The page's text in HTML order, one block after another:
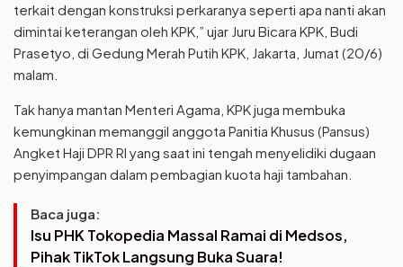
terkait dengan konstruksi perkaranya seperti apa nanti akan
dimintai keterangan oleh KPK,” ujar Juru Bicara KPK, Budi
Prasetyo, di Gedung Merah Putih KPK, Jakarta, Jumat (20/6)
malam.
Tak hanya mantan Menteri Agama, KPK juga membuka
kemungkinan memanggil anggota Panitia Khusus (Pansus)
Angket Haji DPR RI yang saat ini tengah menyelidiki dugaan
penyimpangan dalam pembagian kuota haji tambahan.
Baca juga:
Isu PHK Tokopedia Massal Ramai di Medsos,
Pihak TikTok Langsung Buka Suara!